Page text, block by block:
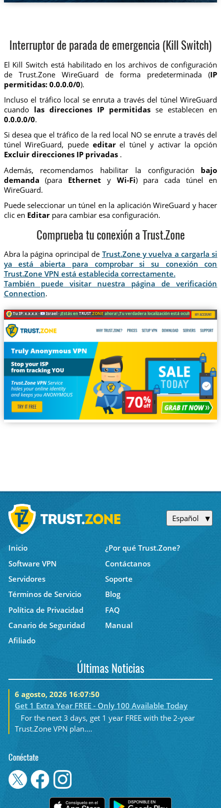
Interruptor de parada de emergencia (Kill Switch)
El Kill Switch está habilitado en los archivos de configuración
de Trust.Zone WireGuard de forma predeterminada (IP
permitidas: 0.0.0.0/0).
Incluso el tráfico local se enruta a través del túnel WireGuard
cuando las direcciones IP permitidas se establecen en
0.0.0.0/0.
Si desea que el tráfico de la red local NO se enrute a través del
túnel WireGuard, puede editarel túnel y activar la opción
Excluir direcciones IP privadas.
Además, recomendamos habilitar la configuración bajo
demanda (para Ethernet y Wi-Fi) para cada túnel en
WireGuard.
Puede seleccionar un túnel en la aplicación WireGuard y hacer
clic en Editarpara cambiar esa configuración.
Comprueba tu conexión a Trust.Zone
Abra la página oprincipal de Trust.Zone y vuelva a cargarla si
ya está abierta para comprobar si su conexión con
Trust.Zone VPN está establecida correctamente.
También puede visitar nuestra página de verificación
Connection.
Tu IP: x.x.x.x · Israel ·¡Estás enTRUST.ZONEahora! ¡Tu verdadera localización está oculta!
Español
Inicio
¿Por qué Trust.Zone?
Software VPN
Contáctanos
Servidores
Soporte
Términos de Servicio
Blog
Política de Privacidad
FAQ
Canario de Seguridad
Manual
Afiliado
Últimas Noticias
6 agosto, 2026 16:07:50
Get 1 Extra Year FREE - Only 100 Available Today
For the next 3 days, get 1 year FREE with the 2-year
Trust.Zone VPN plan....
Conéctate